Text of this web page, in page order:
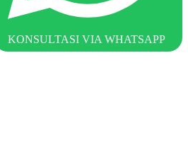
KONSULTASI VIA WHATSAPP